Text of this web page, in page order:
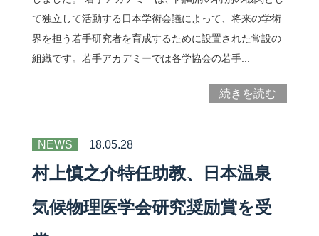
て独立して活動する日本学術会議によって、将来の学術
界を担う若手研究者を育成するために設置された常設の
組織です。若手アカデミーでは各学協会の若手...
続きを読む
NEWS 18.05.28
村上慎之介特任助教、日本温泉
気候物理医学会研究奨励賞を受